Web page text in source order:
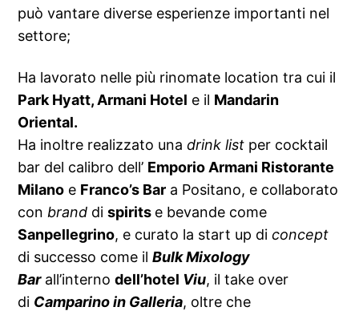
può vantare diverse esperienze importanti nel
settore;
Ha lavorato nelle più rinomate location tra cui il
Park Hyatt, Armani Hotel e il Mandarin
Oriental.
Ha inoltre realizzato unadrink list per cocktail
bar del calibro dell’ Emporio Armani Ristorante
Milano e Franco’s Bar a Positano, e collaborato
con brand dispirits e bevande come
Sanpellegrino, e curato la start up diconcept
di successo come ilBulk Mixology
Barall’internodell’hotel Viu, il take over
di Camparino in Galleria, oltre che